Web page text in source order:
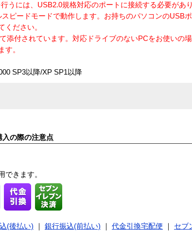
うには、USB2.0規格対応のポートに接続する必要があ
ピードモードで動作します。お持ちのパソコンのUSB
ください。
添付されています。対応ドライブのないPCをお使いの
す。
SP3以降/XP SP1以降
入の際の注意点
できます。
(後払い) 銀行振込(前払い) 代金引換宅配便
セブ